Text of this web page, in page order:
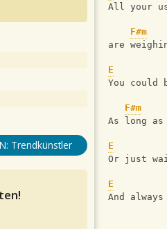
All your
F#m
are
E
You could
F#m
As long
E
Or just
E
And always
Trendkünstler